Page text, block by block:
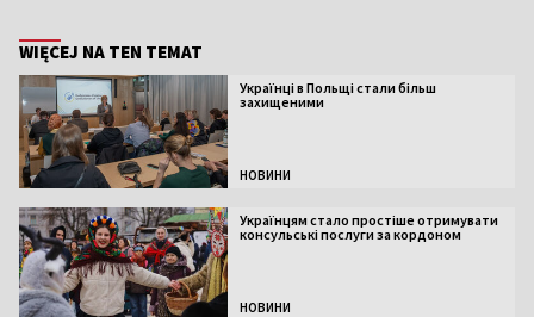
WIĘCEJ NA TEN TEMAT
Українці в Польщі стали більш
захищеними
НОВИНИ
Українцям стало простіше отримувати
консульські послуги за кордоном
НОВИНИ